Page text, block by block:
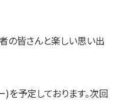
の皆さんと楽しい思い出
を予定しております。次回